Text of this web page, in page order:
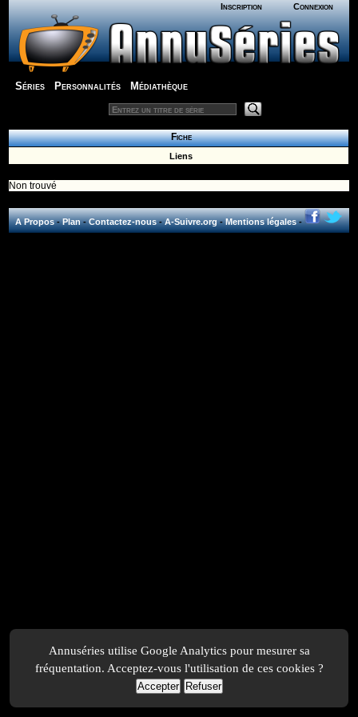
Inscription Connexion
Séries Personnalités Médiathèque
Fiche
Liens
Non trouvé
A Propos-Plan-Contactez-nous-A-Suivre.org-Mentions légales-
Annuséries utilise Google Analytics pour mesurer sa
fréquentation. Acceptez-vous l'utilisation de ces cookies ?
Accepter Refuser